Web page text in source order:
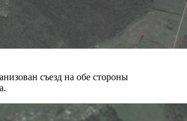
съезд на обе стороны